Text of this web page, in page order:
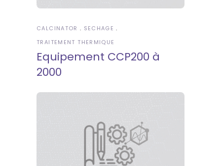
CALCINATOR
SECHAGE
TRAITEMENT THERMIQUE
Equipement CCP200 à
2000